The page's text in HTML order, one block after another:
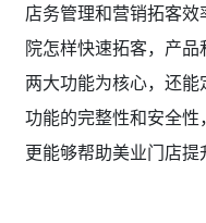
店务管理和营销拓客
院怎样快速拓客，产品
两大功能为核心，还
功能的完整性和安全性
更能够帮助美业门店提